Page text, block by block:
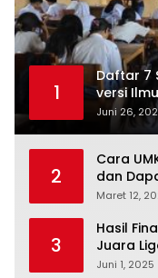
1
Daftar 7
versi
Juni 26,
2
Cara
dan
Maret 12,
3
Hasil
Juara
Nerazzurri
Juni 1, 2025